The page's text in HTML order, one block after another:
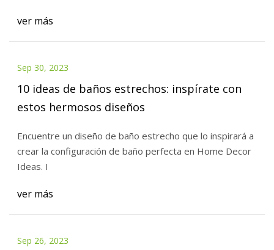
ver más
Sep 30, 2023
10 ideas de baños estrechos: inspírate con
estos hermosos diseños
Encuentre un diseño de baño estrecho que lo inspirará a
crear la configuración de baño perfecta en Home Decor
Ideas. I
ver más
Sep 26, 2023